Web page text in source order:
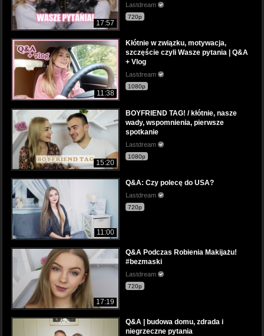
17:57
Lastdream
720p
11:38
Kłótnie w związku, motywacja,
szczęście czyli Wasze pytania | Q&A
+ Vlog
Lastdream
1080p
15:20
BOYFRIEND TAG! / kłótnie, nasze
wady, wspomnienia, pierwsze
spotkanie
Lastdream
1080p
11:00
Q&A: Czy polecę do USA?
Lastdream
720p
17:19
Q&A Podczas Robienia Makijażu!
#bezmaski
Lastdream
720p
Q&A | budowa domu, zdrada i
niegrzeczne pytania